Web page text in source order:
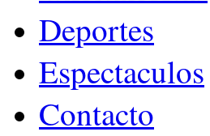
Deportes
Espectaculos
Contacto